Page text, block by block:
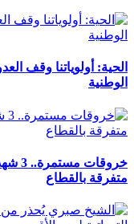
الحية: أولوياتنا وقف
الوطنية
متفرقة بالقطاع